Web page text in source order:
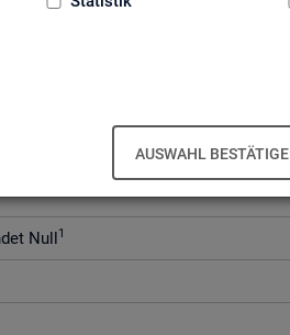
AUSWAHL
Zei­chen­er­klä­rung
Null1